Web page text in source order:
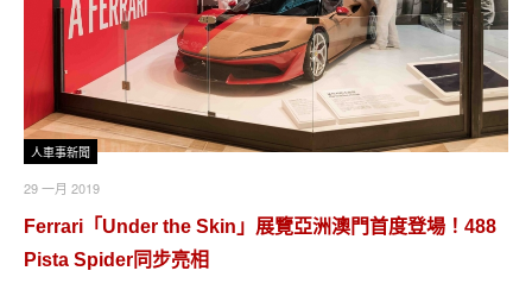
人車事新聞
29 一月 2019
Ferrari「Under the Skin」展覽亞洲澳門首度登場！488
Pista Spider同步亮相